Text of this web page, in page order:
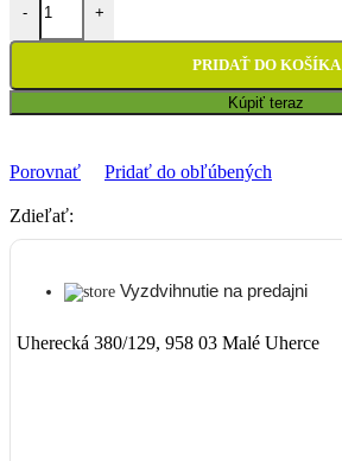
- +
PRIDAŤ DO KOŠÍKA
Kúpiť teraz
Porovnať Pridať do obľúbených
Zdieľať:
Vyzdvihnutie na predajni
Uherecká 380/129, 958 03 Malé Uherce